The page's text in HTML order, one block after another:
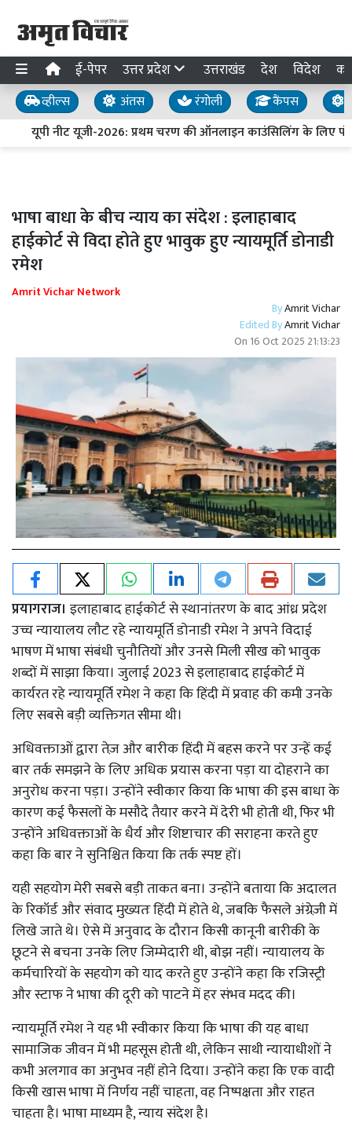
ई-पेपर उत्तर प्रदेश उत्तराखंड देश विदेश
व्हील्स अंतस रंगोली कैंपस
यूपी नीट यूजी-2026: प्रथम चरण की ऑनलाइन काउंसिलिंग के लिए
भाषा बाधा के बीच न्याय का संदेश : इलाहाबाद
हाईकोर्ट से विदा होते हुए भावुक हुए न्यायमूर्ति डोनाडी
रमेश
Amrit Vichar Network
ByAmrit Vichar
Edited ByAmrit Vichar
On 16 Oct 2025 21:13:23
प्रयागराज। इलाहाबाद हाईकोर्ट से स्थानांतरण के बाद आंध्र प्रदेश
उच्च न्यायालय लौट रहे न्यायमूर्ति डोनाडी रमेश ने अपने विदाई
भाषण में भाषा संबंधी चुनौतियों और उनसे मिली सीख को भावुक
शब्दों में साझा किया। जुलाई 2023 से इलाहाबाद हाईकोर्ट में
कार्यरत रहे न्यायमूर्ति रमेश ने कहा कि हिंदी में प्रवाह की कमी उनके
लिए सबसे बड़ी व्यक्तिगत सीमा थी।
अधिवक्ताओं द्वारा तेज़ और बारीक हिंदी में बहस करने पर उन्हें कई
बार तर्क समझने के लिए अधिक प्रयास करना पड़ा या दोहराने का
अनुरोध करना पड़ा। उन्होंने स्वीकार किया कि भाषा की इस बाधा के
कारण कई फैसलों के मसौदे तैयार करने में देरी भी होती थी, फिर भी
उन्होंने अधिवक्ताओं के धैर्य और शिष्टाचार की सराहना करते हुए
कहा कि बार ने सुनिश्चित किया कि तर्क स्पष्ट हों।
यही सहयोग मेरी सबसे बड़ी ताकत बना। उन्होंने बताया कि अदालत
के रिकॉर्ड और संवाद मुख्यतः हिंदी में होते थे, जबकि फैसले अंग्रेज़ी में
लिखे जाते थे। ऐसे में अनुवाद के दौरान किसी कानूनी बारीकी के
छूटने से बचना उनके लिए जिम्मेदारी थी, बोझ नहीं। न्यायालय के
कर्मचारियों के सहयोग को याद करते हुए उन्होंने कहा कि रजिस्ट्री
और स्टाफ ने भाषा की दूरी को पाटने में हर संभव मदद की।
न्यायमूर्ति रमेश ने यह भी स्वीकार किया कि भाषा की यह बाधा
सामाजिक जीवन में भी महसूस होती थी, लेकिन साथी न्यायाधीशों ने
कभी अलगाव का अनुभव नहीं होने दिया। उन्होंने कहा कि एक वादी
किसी खास भाषा में निर्णय नहीं चाहता, वह निष्पक्षता और राहत
चाहता है। भाषा माध्यम है, न्याय संदेश है।